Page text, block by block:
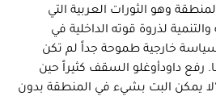
وهو الثورات العربية التي
لذروة قوته الداخلية في
دفعت إلى سياسة خارجية طموحة جداً لم تكن
رفع داودأوغلو السقف كثيراً حين
يمكن البت بشيء في المنطقة بدون